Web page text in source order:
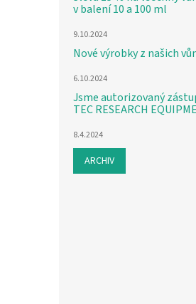
v balení 10 a 100 ml
9.10.2024
Nové výrobky z našich
6.10.2024
Jsme autorizovaný
TEC RESEARCH
8.4.2024
ARCHIV